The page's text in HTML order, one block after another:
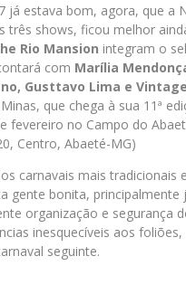
já estava bom, agora, que a
três shows, ficou melhor
Rio Mansion integram o
com Marília
Gusttavo Lima e
que chega à sua 11ª
fevereiro no Campo do
Centro, Abaeté-MG)
carnavais mais tradicionais
gente bonita, principalmente
organização e segurança
inesquecíveis aos
seguinte.